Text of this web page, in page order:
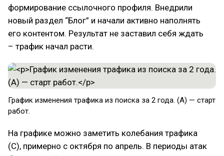
формирование ссылочного профиля. Внедрили
новый раздел “Блог” и начали активно наполнять
его контентом. Результат не заставил себя ждать
– трафик начал расти.
График изменения трафика из поиска за 2 года. (А) — старт
работ.
На графике можно заметить колебания трафика
(С), примерно с октября по апрель. В периоды атак